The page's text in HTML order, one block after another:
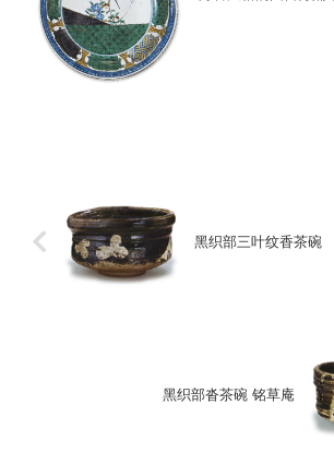
黑织部三叶纹香茶碗
黑织部沓茶碗 铭草庵